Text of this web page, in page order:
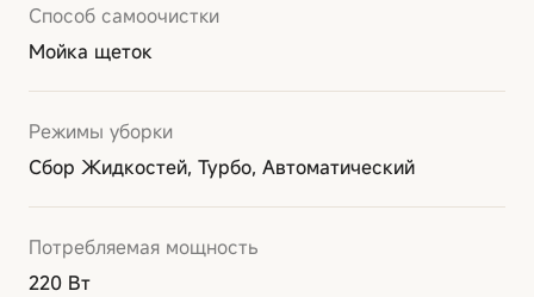
Способ самоочистки
Мойка щеток
Режимы уборки
Сбор Жидкостей, Турбо, Автоматический
Потребляемая мощность
220 Вт